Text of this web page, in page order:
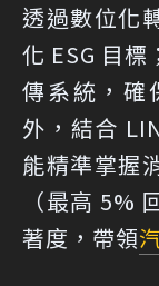
透過數位化
化 ESG 目
傳系統，確
外，結合
能精準掌握
（最高 5%
著度，帶領